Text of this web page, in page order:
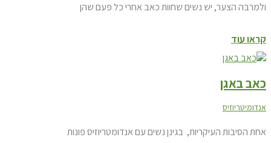
ולמרבה הצער, יש נשים שחוות כאב אחרי כל פעם שהן
בזמן יחסי מין, אבל יש מקרים בהם לא ברור מה הסיבה
לכאב. בין אם יש לך איבחון ברור או לא באשר לסיבה לכאב,
קל...
קראו עוד
כאב באגן
אנדומיטריוזיס
אחת הסיבות העיקריות, בגינן נשים עם אנדומטריוזיס פונות